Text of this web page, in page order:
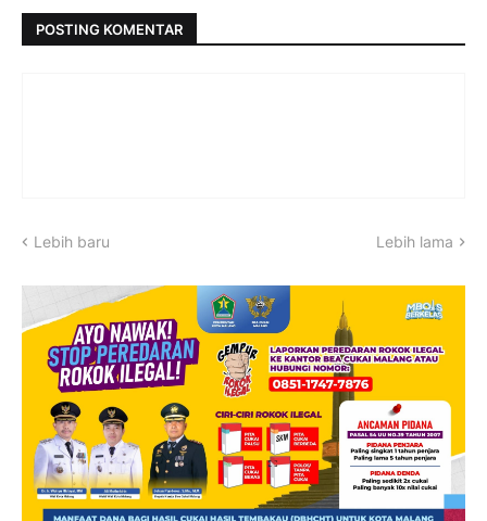
POSTING KOMENTAR
Lebih baru Lebih lama